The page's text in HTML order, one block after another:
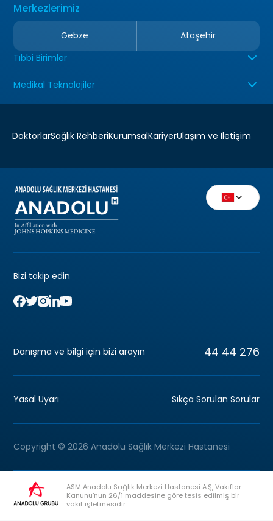
Merkezlerimiz
Gebze
Ataşehir
Tıbbi Birimler
Medikal Teknolojiler
DoktorlarSağlık RehberiKurumsalKariyerUlaşım ve İletişim
Bizi takip edin
Danışma ve bilgi için bizi arayın 44 44 276
Yasal Uyarı Sıkça Sorulan Sorular
Copyright © 2026 Anadolu Sağlık Merkezi Hastanesi
ASM Anadolu Sağlık Merkezi Hastanesi A.Ş, Vakıflar
Kanunu’nun 26/1 maddesine göre tesis edilmiş bir
vakıf işletmesidir.